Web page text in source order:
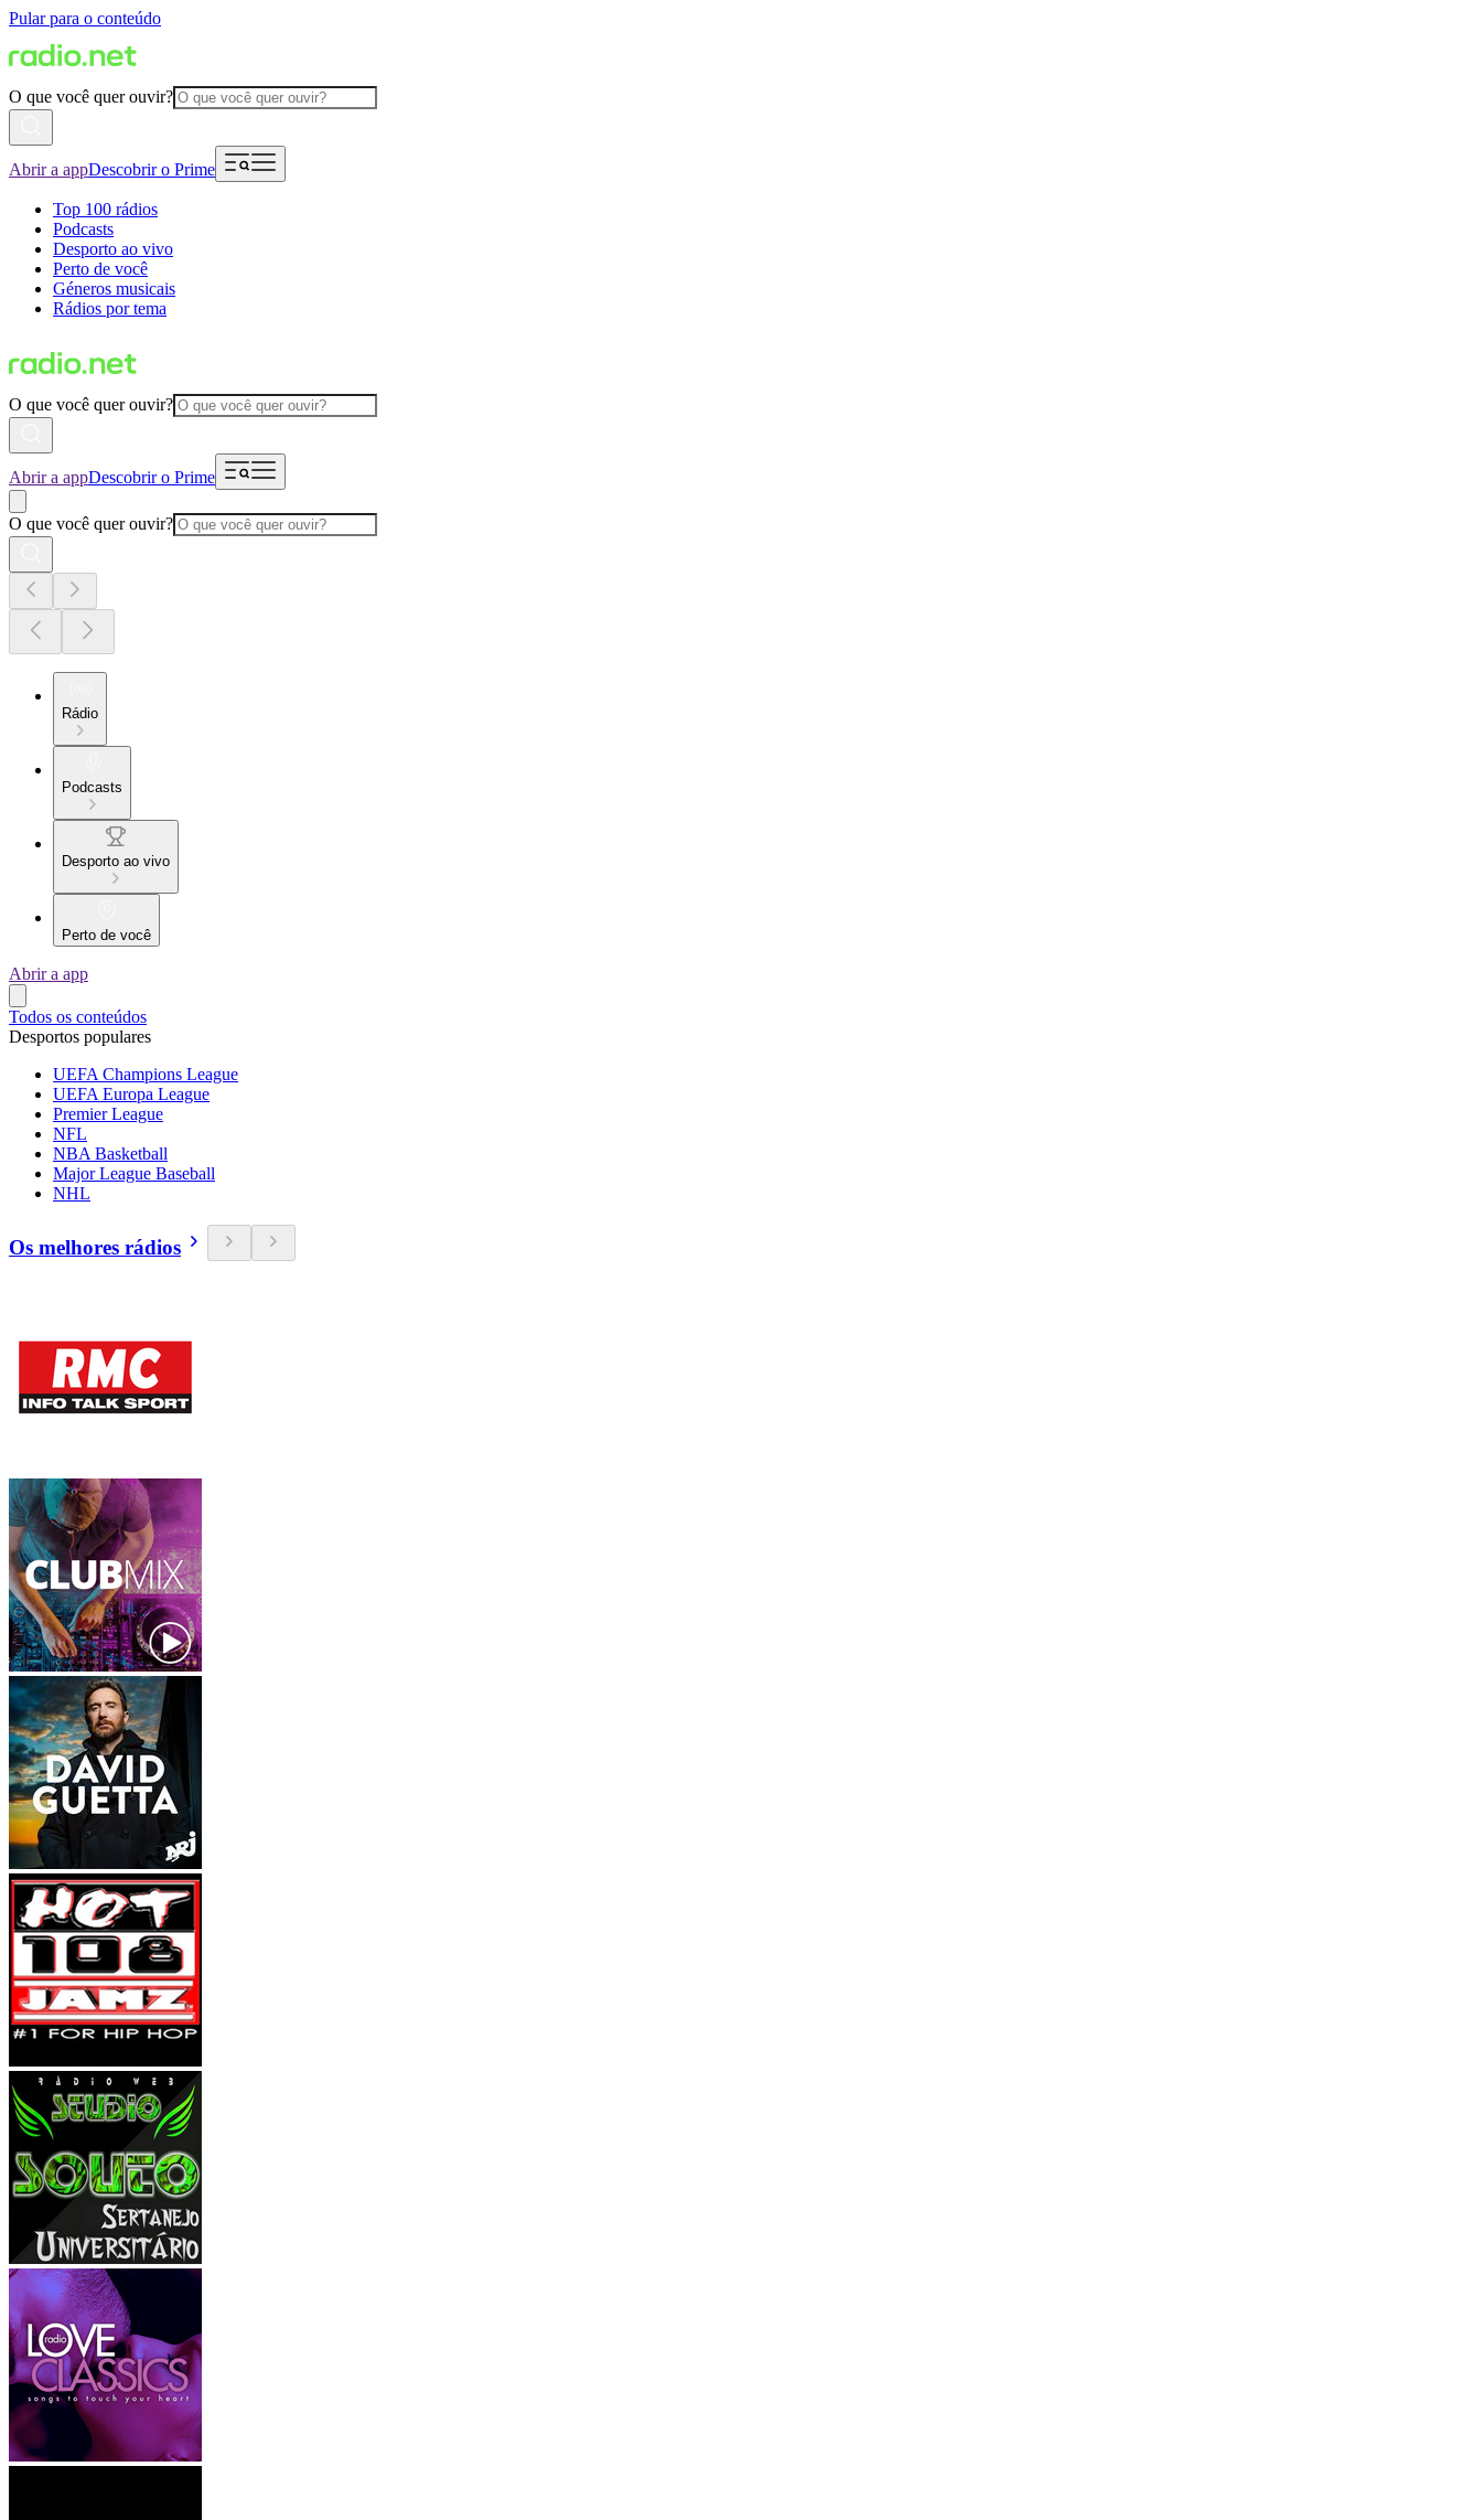
Pular para o conteúdo
O que você quer ouvir?
Abrir a appDescobrir o Prime
Top 100 rádios
Podcasts
Desporto ao vivo
Perto de você
Géneros musicais
Rádios por tema
O que você quer ouvir?
Abrir a appDescobrir o Prime
O que você quer ouvir?
Rádio
Podcasts
Desporto ao vivo
Perto de você
Abrir a app
Todos os conteúdos
Desportos populares
UEFA Champions League
UEFA Europa League
Premier League
NFL
NBA Basketball
Major League Baseball
NHL
Os melhores rádios